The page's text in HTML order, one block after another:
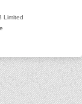
Limited